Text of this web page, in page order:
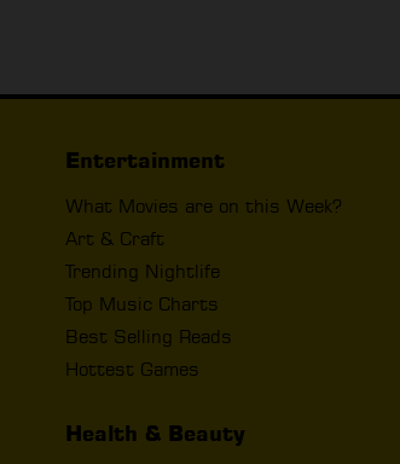
Entertainment
What Movies are on this Week?
Art & Craft
Trending Nightlife
Top Music Charts
Best Selling Reads
Hottest Games
Health & Beauty